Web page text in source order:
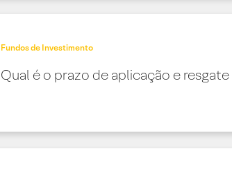
Fundos de Investimento
Qual é o prazo de aplicação e